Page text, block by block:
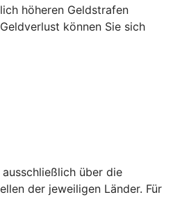
höheren Geldstrafen
können Sie sich
über die
der jeweiligen Länder. Für